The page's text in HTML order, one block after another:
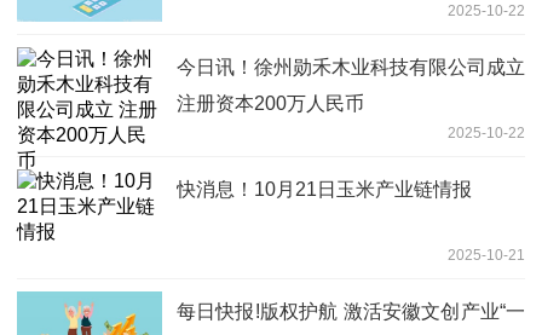
2025-10-22
今日讯！徐州勋禾木业科技有限公司成立
注册资本200万人民币
2025-10-22
快消息！10月21日玉米产业链情报
2025-10-21
每日快报!版权护航 激活安徽文创产业“一